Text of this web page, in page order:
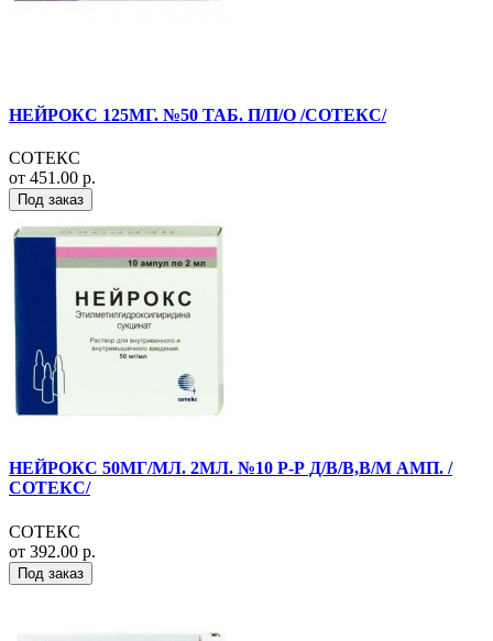
НЕЙРОКС 125МГ. №50 ТАБ. П/П/О /СОТЕКС/
СОТЕКС
от 451.00 р.
Под заказ
НЕЙРОКС 50МГ/МЛ. 2МЛ. №10 Р-Р Д/В/В,В/М АМП. /
СОТЕКС/
СОТЕКС
от 392.00 р.
Под заказ